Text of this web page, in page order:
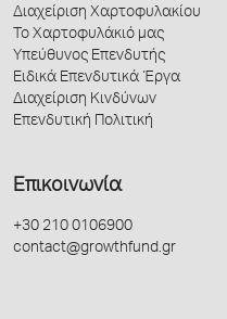
Διαχείριση Χαρτοφυλακίου
Το Χαρτοφυλάκιό μας
Υπεύθυνος Επενδυτής
Ειδικά Επενδυτικά Έργα
Διαχείριση Κινδύνων
Επενδυτική Πολιτική
Επικοινωνία
+30 210 0106900
contact@growthfund.gr